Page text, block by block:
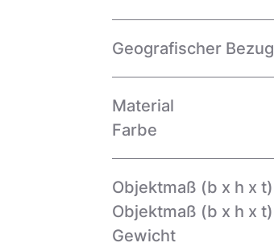
Geografischer Bezug
Material
Farbe
Objektmaß (b x h x t)
Objektmaß (b x h x t)
Gewicht